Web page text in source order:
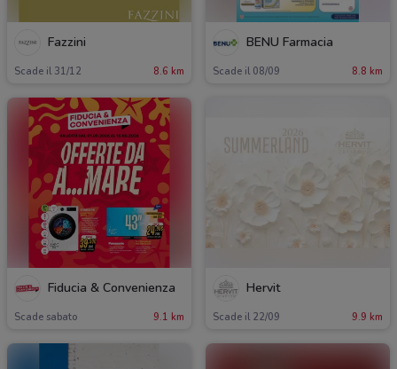
Fazzini
Scade il 31/12 8.6 km
BENU Farmacia
Scade il 08/09 8.8 km
Fiducia & Convenienza
Scade sabato 9.1 km
Hervit
Scade il 22/09 9.9 km